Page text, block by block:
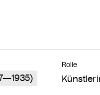
Rolle